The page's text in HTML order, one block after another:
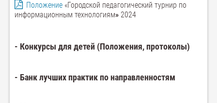
Положение «Городской педагогический турнир по
информационным технологиям» 2024
- Конкурсы для детей (Положения, протоколы)
- Банк лучших практик по направленностям